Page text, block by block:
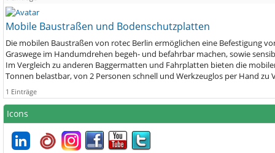
Mobile Baustraßen und Bodenschutzplatten
Die mobilen Baustraßen von rotec Berlin ermöglichen eine Befestigung
Graswege im Handumdrehen begeh- und befahrbar machen, sowie
Im Vergleich zu anderen Baggermatten und Fahrplatten bieten die
Tonnen belastbar, von 2 Personen schnell und Werkzeuglos per Hand zu
1 Einträge
Icons